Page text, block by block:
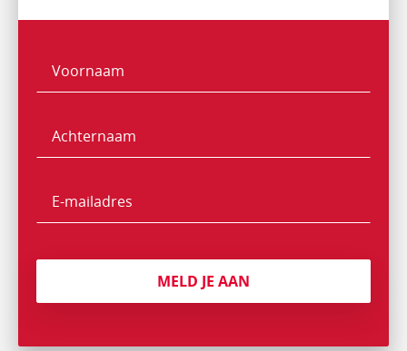
Naam
Voornaam
Achternaam
mailadres
MELD JE AAN